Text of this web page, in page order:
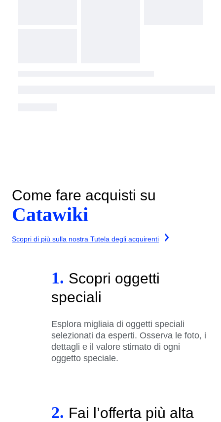
Come fare acquisti su
Catawiki
Scopri di più sulla nostra Tutela degli acquirenti
1. Scopri oggetti
speciali
Esplora migliaia di oggetti speciali
selezionati da esperti. Osserva le foto, i
dettagli e il valore stimato di ogni
oggetto speciale.
2. Fai l’offerta più alta